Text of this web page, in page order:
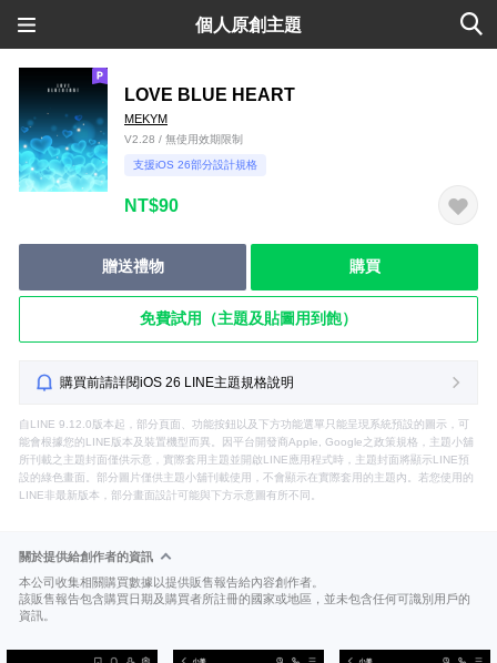
個人原創主題
LOVE BLUE HEART
MEKYM
V2.28 / 無使用效期限制
支援iOS 26部分設計規格
NT$90
贈送禮物 購買
免費試用（主題及貼圖用到飽）
購買前請詳閱iOS 26 LINE主題規格說明
自LINE 9.12.0版本起，部分頁面、功能按鈕以及下方功能選單只能呈現系統預設的圖示，可
能會根據您的LINE版本及裝置機型而異。因平台開發商Apple, Google之政策規格，主題小舖
所刊載之主題封面僅供示意，實際套用主題並開啟LINE應用程式時，主題封面將顯示LINE預
設的綠色畫面。部分圖片僅供主題小舖刊載使用，不會顯示在實際套用的主題內。若您使用的
LINE非最新版本，部分畫面設計可能與下方示意圖有所不同。
關於提供給創作者的資訊
本公司收集相關購買數據以提供販售報告給內容創作者。
該販售報告包含購買日期及購買者所註冊的國家或地區，並未包含任何可識別用戶的
資訊。